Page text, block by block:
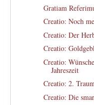
Gratiam
Creatio: Noch
Creatio: Der
Creatio:
Creatio:
Jahreszeit
Creatio: 2.
Creatio: Die